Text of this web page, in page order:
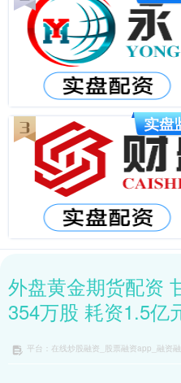
外盘黄金期货配资
354万股 耗资1.5亿
平台：在线炒股融资_股票融资app_融资